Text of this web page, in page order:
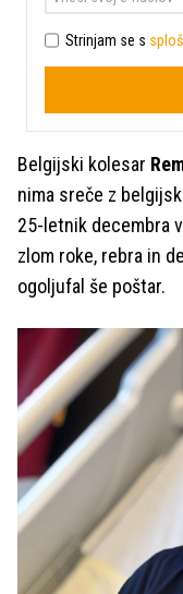
Strinjam se s
Belgijski kolesar
nima sreče z
25-letnik decembra
zlom roke, rebra in
ogoljufal še poštar.